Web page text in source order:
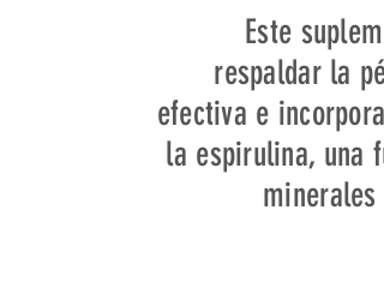
Este
respaldar la
efectiva e
la espirulina, una